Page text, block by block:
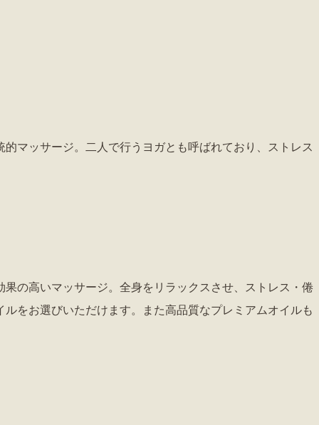
マッサージ。二人で行うヨガとも呼ばれており、ストレス
の高いマッサージ。全身をリラックスさせ、ストレス・倦
をお選びいただけます。また高品質なプレミアムオイルも